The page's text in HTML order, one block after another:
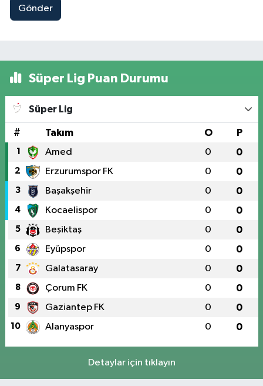
Gönder
Süper Lig Puan Durumu
Süper Lig
# Takım O P
1 Amed 0 0
2 Erzurumspor FK 0 0
3 Başakşehir 0 0
4 Kocaelispor 0 0
5 Beşiktaş 0 0
6 Eyüpspor 0 0
7 Galatasaray 0 0
8 Çorum FK 0 0
9 Gaziantep FK 0 0
10 Alanyaspor 0 0
Detaylar için tıklayın